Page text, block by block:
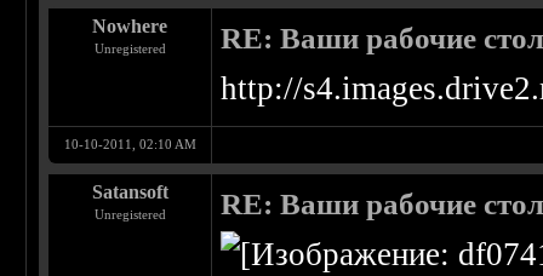
Nowhere
Unregistered RE: Ваши рабочие
http://
10-10-2011, 02:10 AM
Satansoft
Unregistered RE: Ваши рабочие